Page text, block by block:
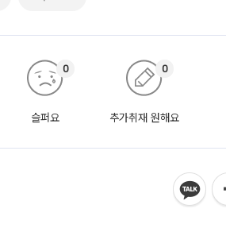
슬퍼요
0
추가취재 원해요
0